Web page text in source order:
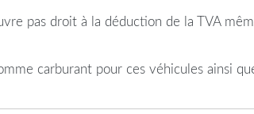
pas droit à la déduction de la TVA
carburant pour ces véhicules ainsi